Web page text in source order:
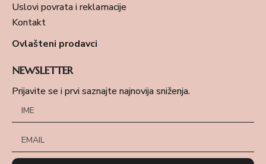
Uslovi povrata i reklamacije
Kontakt
Ovlašteni prodavci
NEWSLETTER
Prijavite se i prvi saznajte najnovija sniženja.